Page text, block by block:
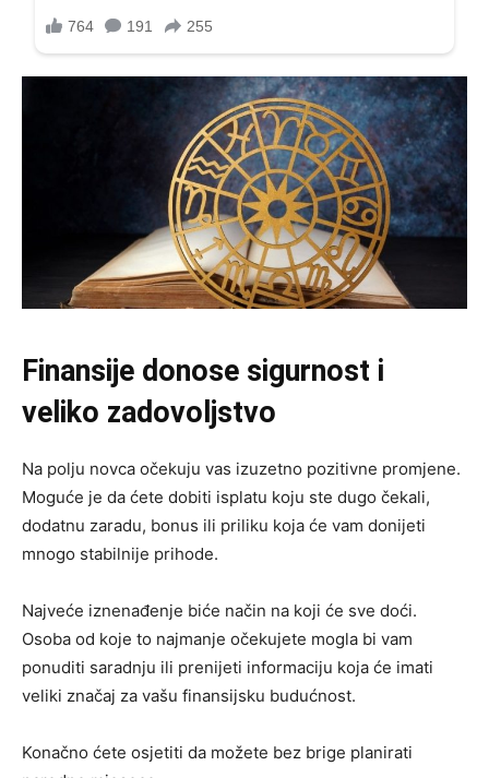
Finansije donose sigurnost i
veliko zadovoljstvo
Na polju novca očekuju vas izuzetno pozitivne promjene.
Moguće je da ćete dobiti isplatu koju ste dugo čekali,
dodatnu zaradu, bonus ili priliku koja će vam donijeti
mnogo stabilnije prihode.
Najveće iznenađenje biće način na koji će sve doći.
Osoba od koje to najmanje očekujete mogla bi vam
ponuditi saradnju ili prenijeti informaciju koja će imati
veliki značaj za vašu finansijsku budućnost.
Konačno ćete osjetiti da možete bez brige planirati